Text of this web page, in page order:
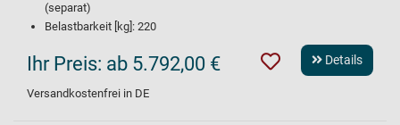
(separat)
Belastbarkeit [kg]: 220
Ihr Preis: ab 5.792,00 €
Versandkostenfrei in DE
Details